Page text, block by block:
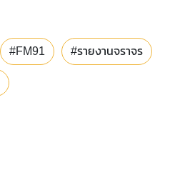
#FM91 #รายงานจราจร